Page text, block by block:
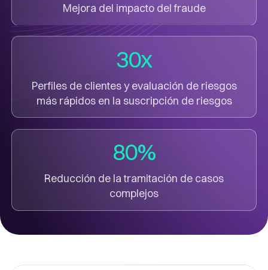
Mejora del impacto del fraude
30x
Perfiles de clientes y evaluación de riesgos
más rápidos en la suscripción de riesgos
80%
Reducción de la tramitación de casos
complejos